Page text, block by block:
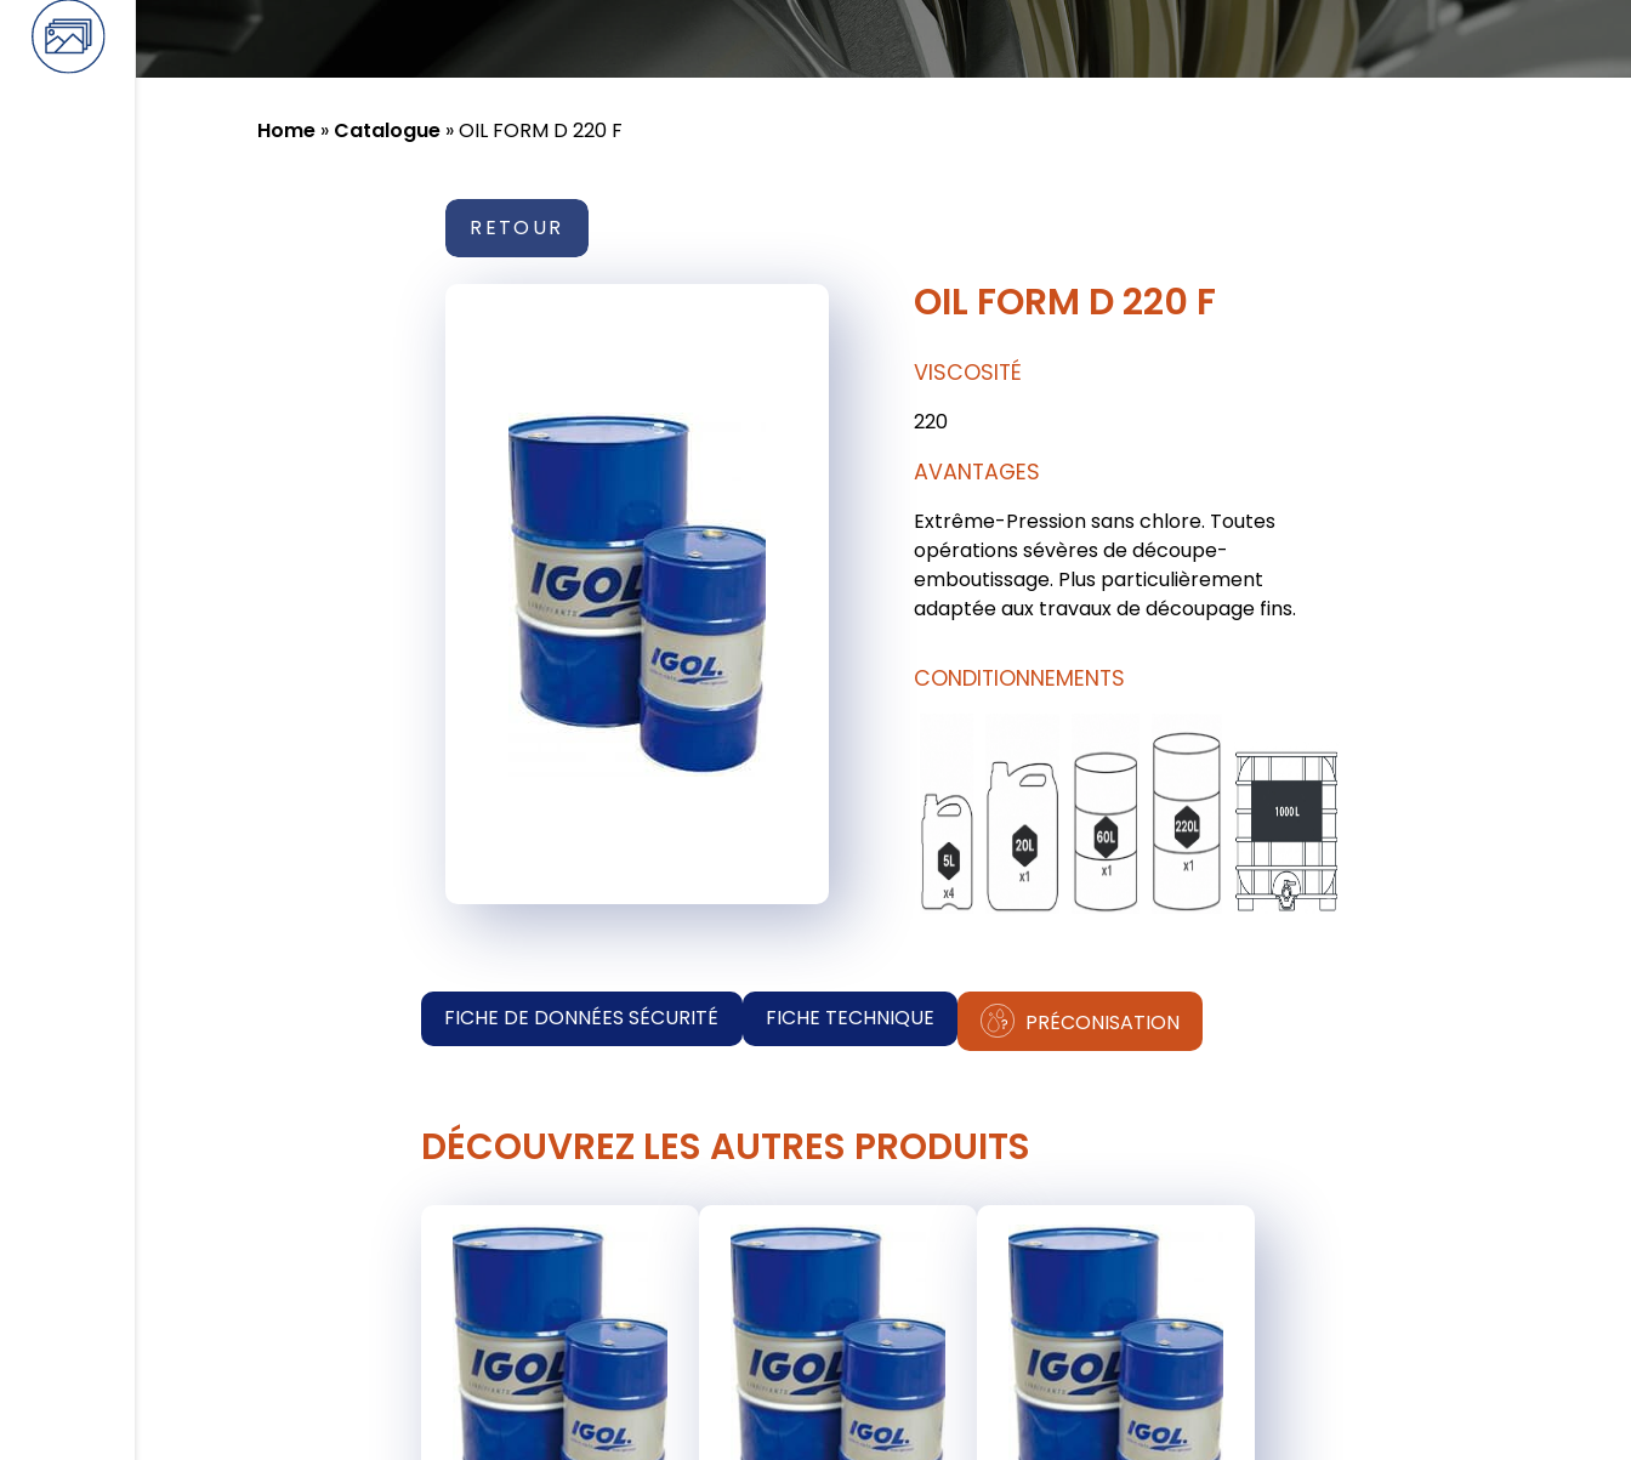
Home » Catalogue »OIL FORM D 220 F
RETOUR
OIL FORM D 220 F
VISCOSITÉ
220
AVANTAGES
Extrême-Pression sans chlore. Toutes
opérations sévères de découpe-
emboutissage. Plus particulièrement
adaptée aux travaux de découpage fins.
CONDITIONNEMENTS
FICHE DE DONNÉES SÉCURITÉ FICHE TECHNIQUE PRÉCONISATION
DÉCOUVREZ LES AUTRES PRODUITS